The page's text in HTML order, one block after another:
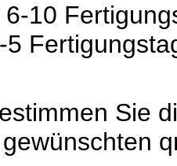
6-10
5
Sie